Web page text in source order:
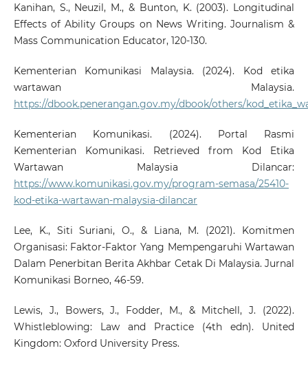
Kanihan, S., Neuzil, M., & Bunton, K. (2003). Longitudinal
Effects of Ability Groups on News Writing. Journalism &
Mass Communication Educator, 120-130.
Kementerian Komunikasi Malaysia. (2024). Kod etika
wartawan Malaysia.
https://dbook.penerangan.gov.my/dbook/others/
Kementerian Komunikasi. (2024). Portal Rasmi
Kementerian Komunikasi. Retrieved from Kod Etika
Wartawan Malaysia Dilancar:
https://www.komunikasi.gov.my/program-semasa/25410-
kod-etika-wartawan-malaysia-dilancar
Lee, K., Siti Suriani, O., & Liana, M. (2021). Komitmen
Organisasi: Faktor-Faktor Yang Mempengaruhi Wartawan
Dalam Penerbitan Berita Akhbar Cetak Di Malaysia. Jurnal
Komunikasi Borneo, 46-59.
Lewis, J., Bowers, J., Fodder, M., & Mitchell, J. (2022).
Whistleblowing: Law and Practice (4th edn). United
Kingdom: Oxford University Press.